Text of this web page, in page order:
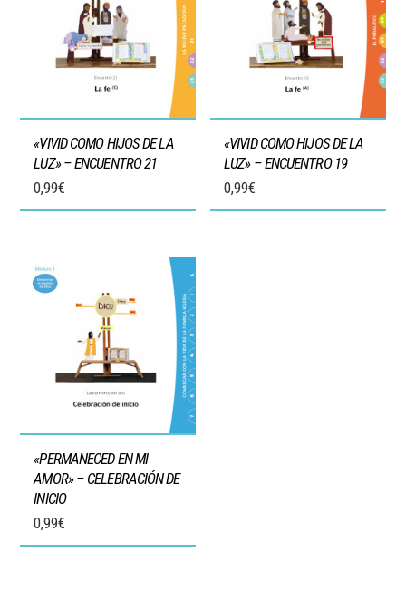
«VIVID COMO HIJOS DE LA
LUZ» – ENCUENTRO 21
0,99€
«VIVID COMO HIJOS DE LA
LUZ» – ENCUENTRO 19
0,99€
«PERMANECED EN MI
AMOR» – CELEBRACIÓN DE
INICIO
0,99€